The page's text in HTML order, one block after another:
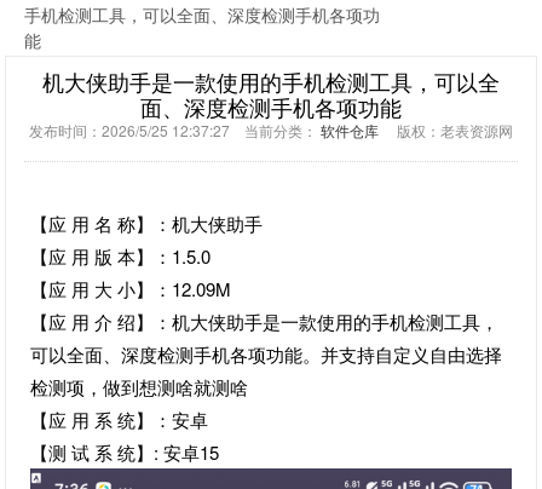
手机检测工具，可以全面、深度检测手机各项功
能
机大侠助手是一款使用的手机检测工具，可以全
面、深度检测手机各项功能
发布时间：2026/5/25 12:37:27 当前分类： 软件仓库 版权：老表资源网
【应 用 名 称】：机大侠助手
【应 用 版 本】：1.5.0
【应 用 大 小】：12.09M
【应 用 介 绍】：机大侠助手是一款使用的手机检测工具，
可以全面、深度检测手机各项功能。并支持自定义自由选择
检测项，做到想测啥就测啥
【应 用 系 统】：安卓
【测 试 系 统】: 安卓15